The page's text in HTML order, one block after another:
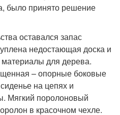
было принято решение
оставался запас
недостающая доска и
для дерева.
– опорные боковые
на цепях и
Мягкий поролоновый
в красочном чехле.